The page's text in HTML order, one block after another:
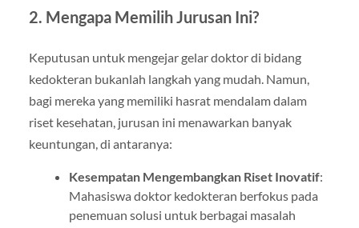
2. Mengapa Memilih Jurusan Ini?
Keputusan untuk mengejar gelar doktor di bidang
kedokteran bukanlah langkah yang mudah. Namun,
bagi mereka yang memiliki hasrat mendalam dalam
riset kesehatan, jurusan ini menawarkan banyak
keuntungan, di antaranya:
Kesempatan Mengembangkan Riset Inovatif:
Mahasiswa doktor kedokteran berfokus pada
penemuan solusi untuk berbagai masalah